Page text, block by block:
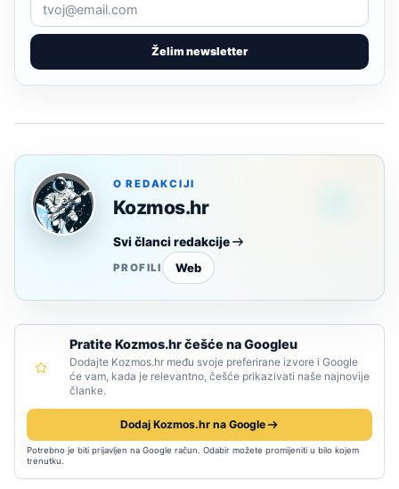
Želim newsletter
O REDAKCIJI
Kozmos.hr
Svi članci redakcije
PROFILI Web
Pratite Kozmos.hr češće na Googleu
Dodajte Kozmos.hr među svoje preferirane izvore i Google
će vam, kada je relevantno, češće prikazivati naše najnovije
članke.
Dodaj Kozmos.hr na Google
Potrebno je biti prijavljen na Google račun. Odabir možete promijeniti u bilo kojem
trenutku.